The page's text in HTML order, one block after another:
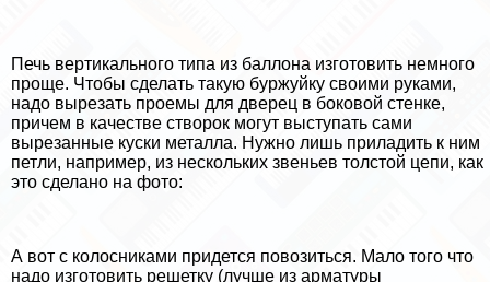
Печь вертикального типа из баллона изготовить немного
проще. Чтобы сделать такую буржуйку своими руками,
надо вырезать проемы для дверец в боковой стенке,
причем в качестве створок могут выступать сами
вырезанные куски металла. Нужно лишь приладить к ним
петли, например, из нескольких звеньев толстой цепи, как
это сделано на фото:
А вот с колосниками придется повозиться. Мало того что
надо изготовить решетку (лучше из арматуры